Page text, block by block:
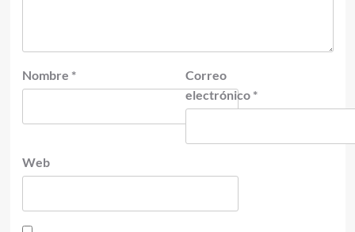
Nombre *
Correo
electrónico *
Web